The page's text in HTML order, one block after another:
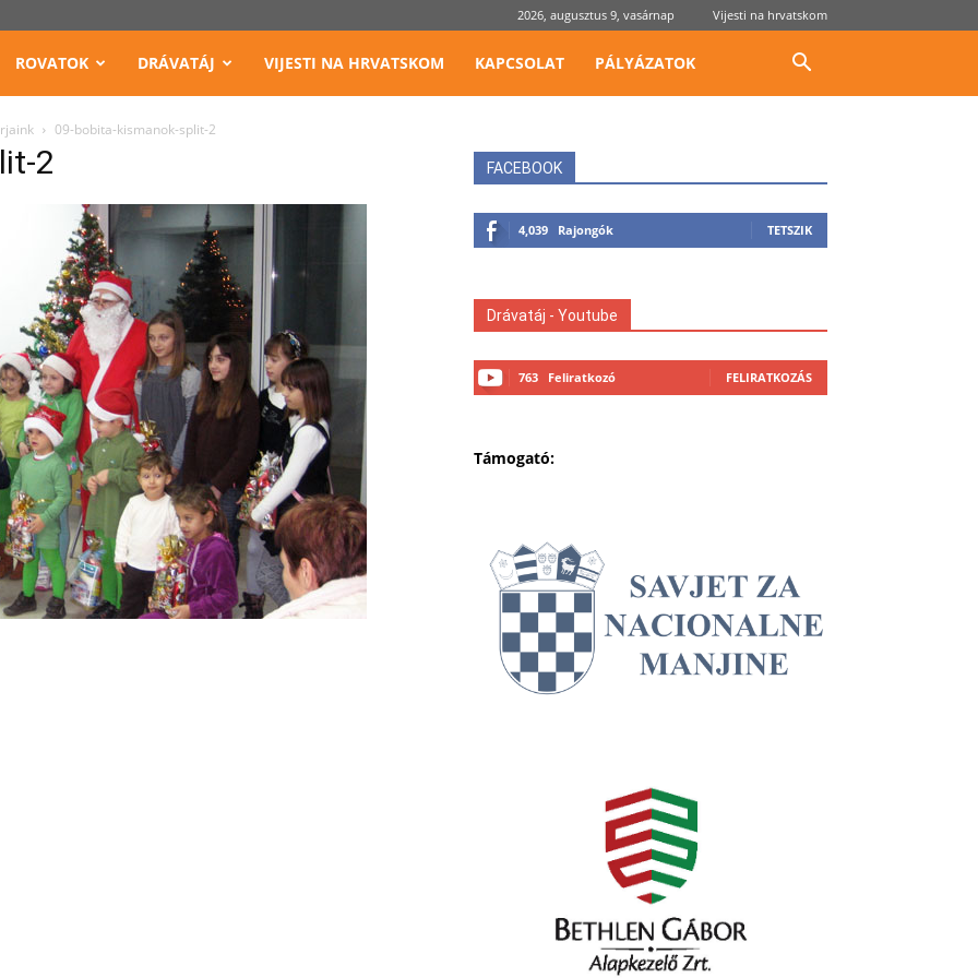
2026, augusztus 9, vasárnap Vijesti na hrvatskom
ROVATOK DRÁVATÁJ VIJESTI NA HRVATSKOM KAPCSOLAT PÁLYÁZATOK
09-bobita-kismanok-split-2
2 FACEBOOK
4,039 Rajongók TETSZIK
Drávatáj - Youtube
763 Feliratkozó FELIRATKOZÁS
Támogató: